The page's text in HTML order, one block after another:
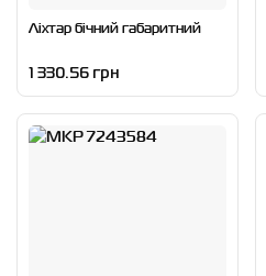
Ліхтар бічний габаритний
1 330.56 грн